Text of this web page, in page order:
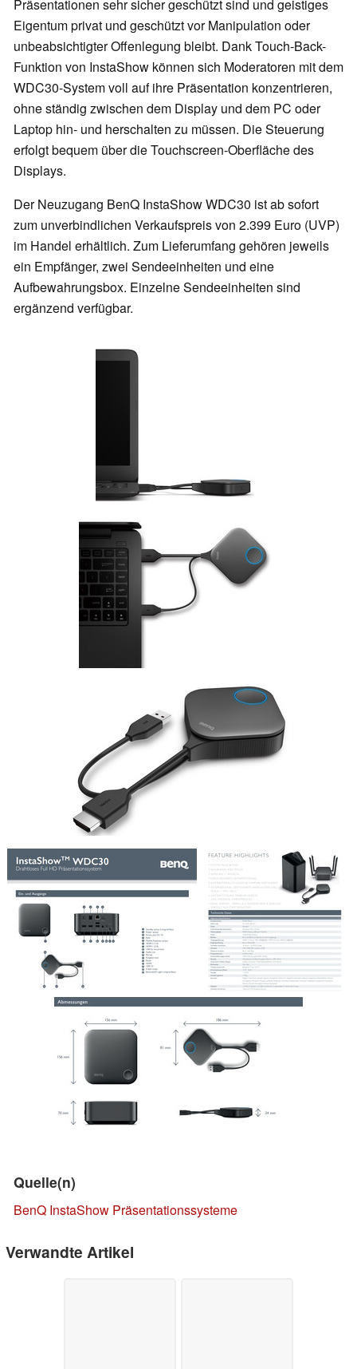
Präsentationen sehr sicher geschützt sind und geistiges
Eigentum privat und geschützt vor Manipulation oder
unbeabsichtigter Offenlegung bleibt. Dank Touch-Back-
Funktion von InstaShow können sich Moderatoren mit dem
WDC30-System voll auf ihre Präsentation konzentrieren,
ohne ständig zwischen dem Display und dem PC oder
Laptop hin- und herschalten zu müssen. Die Steuerung
erfolgt bequem über die Touchscreen-Oberfläche des
Displays.
Der Neuzugang BenQ InstaShow WDC30 ist ab sofort
zum unverbindlichen Verkaufspreis von 2.399 Euro (UVP)
im Handel erhältlich. Zum Lieferumfang gehören jeweils
ein Empfänger, zwei Sendeeinheiten und eine
Aufbewahrungsbox. Einzelne Sendeeinheiten sind
ergänzend verfügbar.
Quelle(n)
BenQ InstaShow Präsentationssysteme
Verwandte Artikel